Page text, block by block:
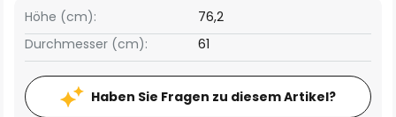
Höhe (cm):
76,2
Durchmesser (cm):
61
Haben Sie Fragen zu diesem Artikel?